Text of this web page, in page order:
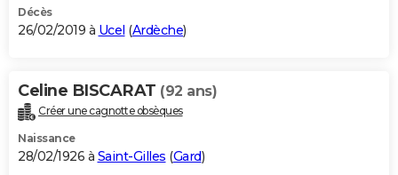
Décès
26/02/2019 à Ucel (Ardèche)
Celine BISCARAT (92 ans)
Créer une cagnotte obsèques
Naissance
28/02/1926 à Saint-Gilles (Gard)